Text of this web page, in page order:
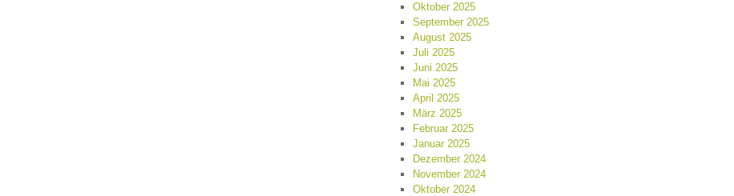
Oktober 2025
September 2025
August 2025
Juli 2025
Juni 2025
Mai 2025
April 2025
März 2025
Februar 2025
Januar 2025
Dezember 2024
November 2024
Oktober 2024